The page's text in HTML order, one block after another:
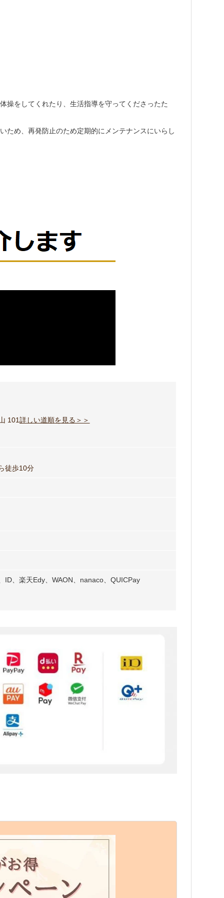
操をしてくれたり、生活指導を守ってくださったた
ため、再発防止のため定期的にメンテナンスにいらし
101詳しい道順を見る＞＞
徒歩10分
ID、楽天Edy、WAON、nanaco、QUICPay